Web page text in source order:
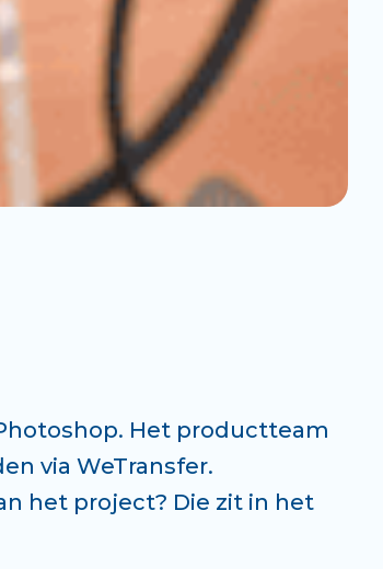
Het productteam
via WeTransfer.
het project? Die zit in het